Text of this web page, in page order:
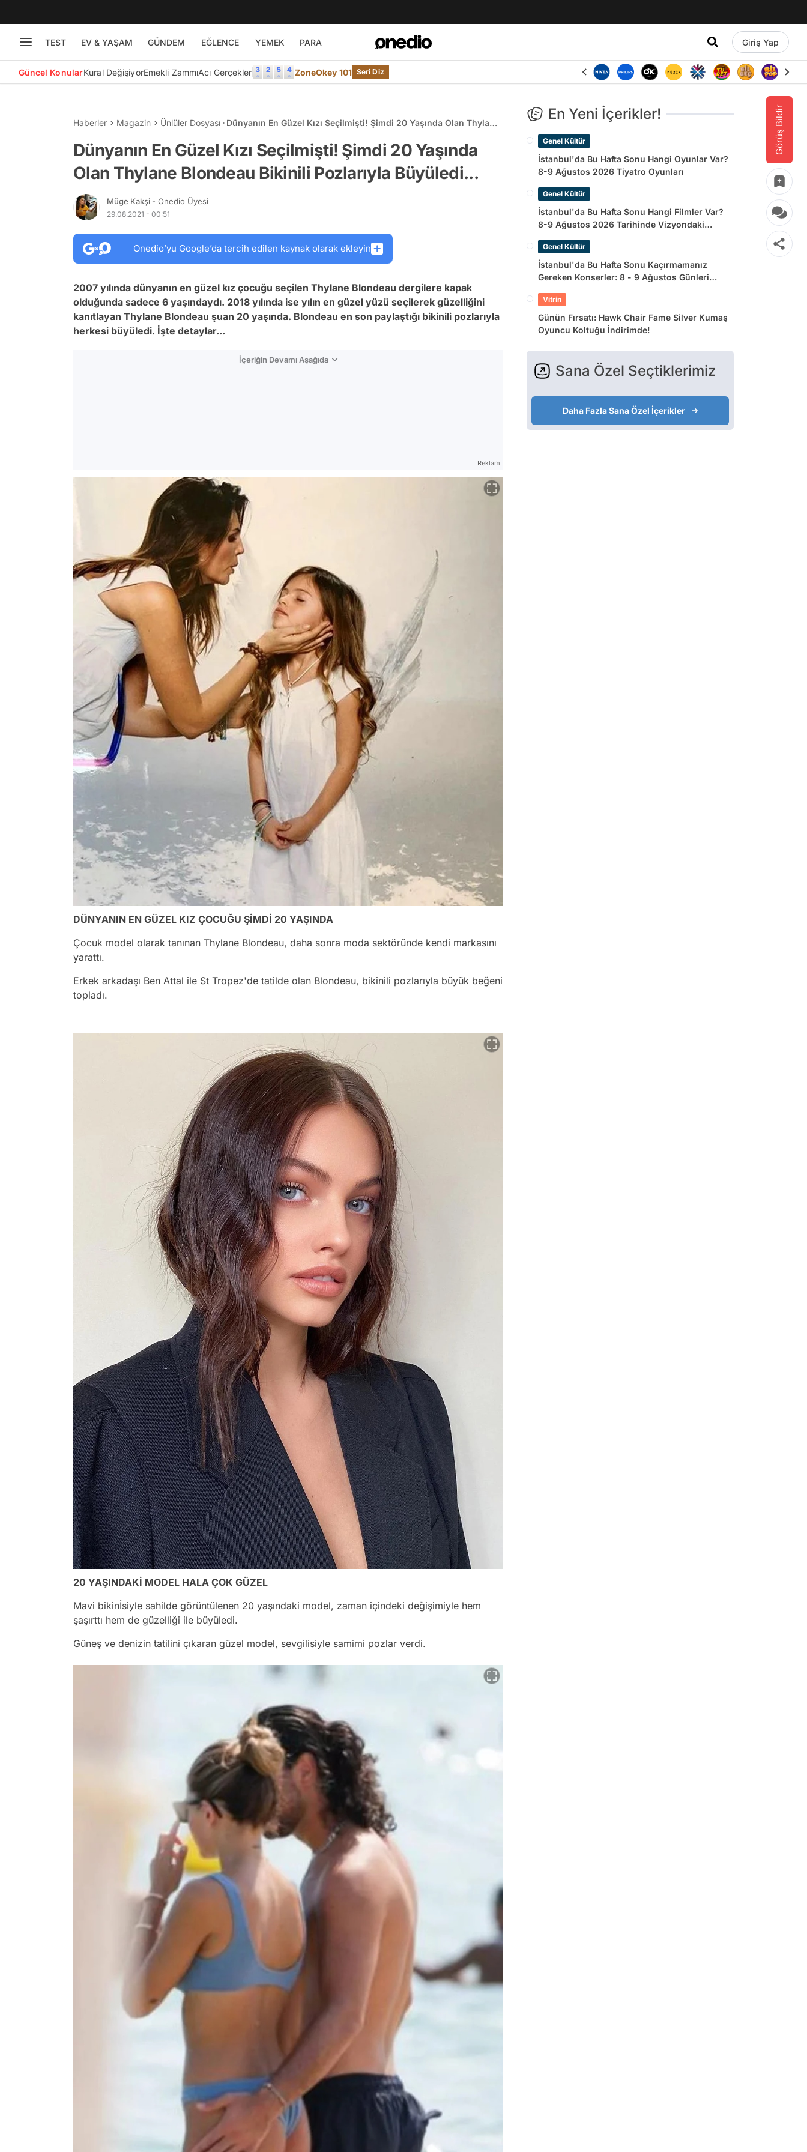
TEST EV & YAŞAM GÜNDEM EĞLENCE YEMEK PARA Giriş Yap
Güncel KonularKural DeğişiyorEmekli ZammıAcı Gerçekler ZoneOkey 101 Seri Diz
Görüş Bildir
Haberler Magazin Ünlüler Dosyası
Dünyanın En Güzel Kızı Seçilmişti! Şimdi 20 Yaşında Olan Thylane
Dünyanın En Güzel Kızı Seçilmişti! Şimdi 20 Yaşında
Olan Thylane Blondeau Bikinili Pozlarıyla Büyüledi...
Müge Kakşi - Onedio Üyesi
29.08.2021 - 00:51
Onedio’yu Google’da tercih edilen kaynak olarak ekleyin
2007 yılında dünyanın en güzel kız çocuğu seçilen Thylane Blondeau dergilere kapak
olduğunda sadece 6 yaşındaydı. 2018 yılında ise yılın en güzel yüzü seçilerek güzelliğini
kanıtlayan Thylane Blondeau şuan 20 yaşında. Blondeau en son paylaştığı bikinili pozlarıyla
herkesi büyüledi. İşte detaylar...
İçeriğin Devamı Aşağıda
Reklam
DÜNYANIN EN GÜZEL KIZ ÇOCUĞU ŞİMDİ 20 YAŞINDA
Çocuk model olarak tanınan Thylane Blondeau, daha sonra moda sektöründe kendi markasını
yarattı.
Erkek arkadaşı Ben Attal ile St Tropez'de tatilde olan Blondeau, bikinili pozlarıyla büyük beğeni
topladı.
20 YAŞINDAKİ MODEL HALA ÇOK GÜZEL
Mavi bikinİsiyle sahilde görüntülenen 20 yaşındaki model, zaman içindeki değişimiyle hem
şaşırttı hem de güzelliği ile büyüledi.
Güneş ve denizin tatilini çıkaran güzel model, sevgilisiyle samimi pozlar verdi.
En Yeni İçerikler!
Genel Kültür
İstanbul'da Bu Hafta Sonu Hangi Oyunlar Var?
8-9 Ağustos 2026 Tiyatro Oyunları
Genel Kültür
İstanbul'da Bu Hafta Sonu Hangi Filmler Var?
8-9 Ağustos 2026 Tarihinde Vizyondaki
Genel Kültür
İstanbul'da Bu Hafta Sonu Kaçırmamanız
Gereken Konserler: 8 - 9 Ağustos Günleri
Vitrin
Günün Fırsatı: Hawk Chair Fame Silver Kumaş
Oyuncu Koltuğu İndirimde!
Sana Özel Seçtiklerimiz
Daha Fazla Sana Özel İçerikler